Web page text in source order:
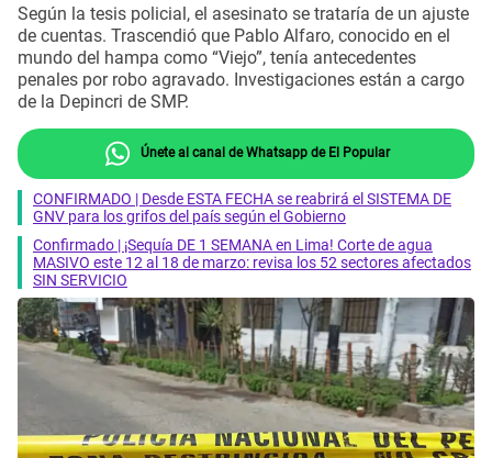
Según la tesis policial, el asesinato se trataría de un ajuste
de cuentas. Trascendió que Pablo Alfaro, conocido en el
mundo del hampa como “Viejo”, tenía antecedentes
penales por robo agravado. Investigaciones están a cargo
de la Depincri de SMP.
Únete al canal de Whatsapp de El Popular
CONFIRMADO | Desde ESTA FECHA se reabrirá el SISTEMA DE
GNV para los grifos del país según el Gobierno
Confirmado | ¡Sequía DE 1 SEMANA en Lima! Corte de agua
MASIVO este 12 al 18 de marzo: revisa los 52 sectores afectados
SIN SERVICIO